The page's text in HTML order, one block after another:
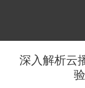
深入解析云